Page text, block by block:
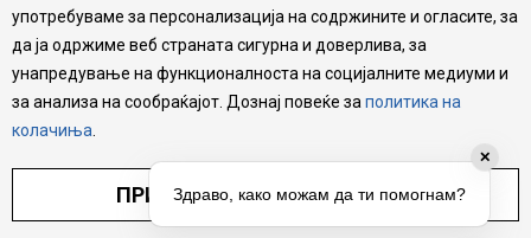
Настојуваме да бидеме што попрецизни во описот на
производите, прикажување на слики и цени, но не
можеме да гарантираме дека сите информации се
комплетни и без грешка. Сите производи се дел од
нашата понуда, но не се подразбира дека мора да се
достапни во секој момент.
употребуваме за персонализација на содржините и огласите, за
да ја одржиме веб страната сигурна и доверлива, за
унапредување на функционалноста на социјалните медиуми и
за анализа на сообраќајот. Дознај повеќе за политика на
колачиња
ПРИЛАГОДИ ПОСТАВУВАЊА
✕
Здраво, како можам да ти помогнам?